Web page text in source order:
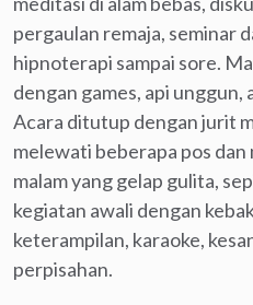
pergaulan remaja, seminar
hipnoterapi sampai sore.
dengan games, api unggun,
Acara ditutup dengan jurit
melewati beberapa pos
malam yang gelap gulita,
kegiatan awali dengan
keterampilan, karaoke,
perpisahan.